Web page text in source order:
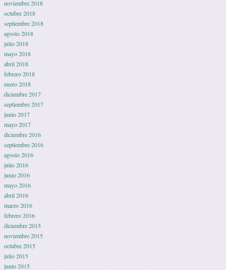
noviembre 2018
octubre 2018
septiembre 2018
agosto 2018
julio 2018
mayo 2018
abril 2018
febrero 2018
enero 2018
diciembre 2017
septiembre 2017
junio 2017
mayo 2017
diciembre 2016
septiembre 2016
agosto 2016
julio 2016
junio 2016
mayo 2016
abril 2016
marzo 2016
febrero 2016
diciembre 2015
noviembre 2015
octubre 2015
julio 2015
junio 2015